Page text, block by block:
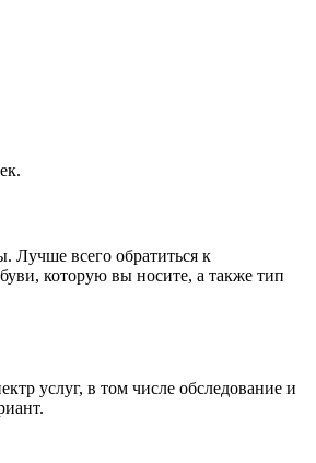
Лучше всего обратиться к
которую вы носите, а также тип
услуг, в том числе обследование и